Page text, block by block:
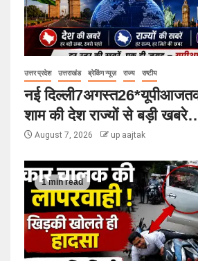
उत्तर प्रदेश उत्तराखंड ब्रेकिंग न्यूज़ राज्य राष्टीय
नई
शाम की देश राज्यों से बड़ी
August 7, 2026 up aajtak
1 min read